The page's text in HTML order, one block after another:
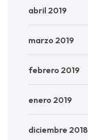
abril 2019
marzo 2019
febrero 2019
enero 2019
diciembre 2018